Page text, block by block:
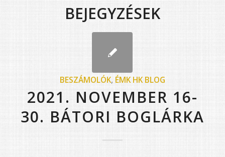
BEJEGYZÉSEK
BESZÁMOLÓK, ÉMK HK BLOG
2021. NOVEMBER 16-
30. BÁTORI BOGLÁRKA